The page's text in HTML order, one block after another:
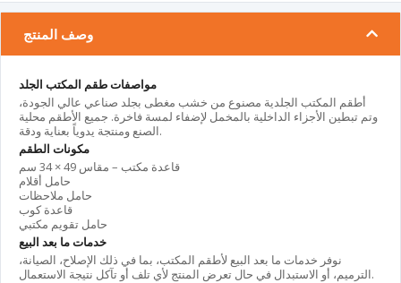
وصف المنتج
مواصفات طقم المكتب الجلد
أطقم المكتب الجلدية مصنوع من خشب مغطى بجلد صناعي عالي الجودة،
وتم تبطين الأجزاء الداخلية بالمخمل لإضفاء لمسة فاخرة. جميع الأطقم محلية
الصنع ومنتجة يدوياً بعناية ودقة.
مكونات الطقم
قاعدة مكتب – مقاس 49 × 34 سم
حامل أقلام
حامل ملاحظات
قاعدة كوب
حامل تقويم مكتبي
خدمات ما بعد البيع
نوفر خدمات ما بعد البيع لأطقم المكتب، بما في ذلك الإصلاح، الصيانة،
الترميم، أو الاستبدال في حال تعرض المنتج لأي تلف أو تآكل نتيجة الاستعمال.